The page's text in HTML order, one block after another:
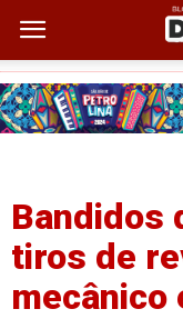
Bandidos
tiros de
mecânico